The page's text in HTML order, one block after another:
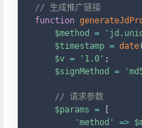
// 生成推广链接
function
$method
=
$timestamp = date(
$v = '1.0' ;
$signMethod
=
// 请求参数
$params =
'method'
=>